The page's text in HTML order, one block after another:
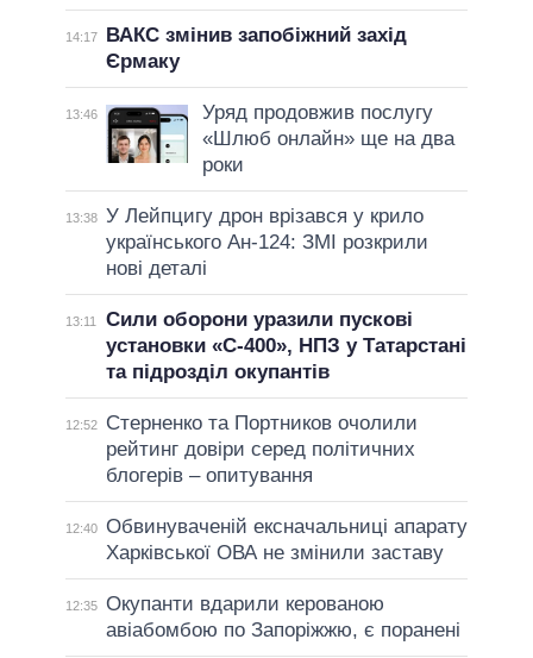
14:17
ВАКС змінив запобіжний захід
Єрмаку
13:46
Уряд продовжив послугу
«Шлюб онлайн» ще на два
роки
13:38 У Лейпцигу дрон врізався у крило
українського Ан-124: ЗМІ розкрили
нові деталі
13:11
Сили оборони уразили пускові
установки «С-400», НПЗ у Татарстані
та підрозділ окупантів
12:52
Стерненко та Портников очолили
рейтинг довіри серед політичних
блогерів – опитування
12:40 Обвинуваченій ексначальниці апарату
Харківської ОВА не змінили заставу
12:35 Окупанти вдарили керованою
авіабомбою по Запоріжжю, є поранені